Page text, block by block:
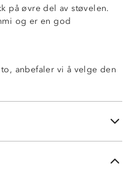
på øvre del av støvelen.
og er en god
anbefaler vi å velge den